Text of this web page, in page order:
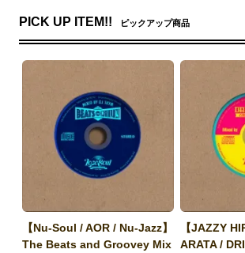
PICK UP ITEM!! ピックアップ商品
【Nu-Soul / AOR / Nu-Jazz】
The Beats and Groovey Mix
【JAZZY
ARATA /